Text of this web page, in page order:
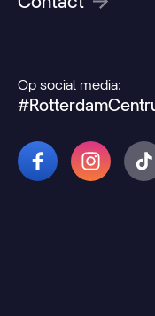
Op social media: